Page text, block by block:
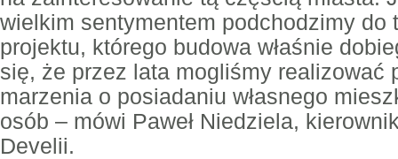
wielkim sentymentem podchodzimy do
projektu, którego budowa właśnie
się, że przez lata mogliśmy realizować
marzenia o posiadaniu własnego
osób – mówi Paweł Niedziela,
Develii.